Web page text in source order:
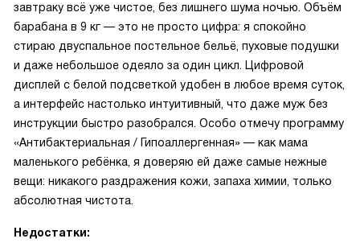
завтраку всё уже чистое, без лишнего шума ночью. Объём
барабана в 9 кг — это не просто цифра: я спокойно
стираю двуспальное постельное бельё, пуховые подушки
и даже небольшое одеяло за один цикл. Цифровой
дисплей с белой подсветкой удобен в любое время суток,
а интерфейс настолько интуитивный, что даже муж без
инструкции быстро разобрался. Особо отмечу программу
«Антибактериальная / Гипоаллергенная» — как мама
маленького ребёнка, я доверяю ей даже самые нежные
вещи: никакого раздражения кожи, запаха химии, только
абсолютная чистота.
Недостатки: